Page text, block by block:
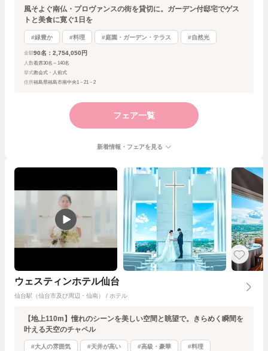
風そよぐ南仏・プロヴァンスの街を貸切に。ガーデン付邸宅でゲス
トと美食に寛ぐ1日を
#緑豊か #料理 #庭園・ガーデン・テラス #自然光
金額 90名：2,754,050円
人数着席30名～140名
挙式教会式・人前式
住所福島県福島市南中央1－21－2
フェア一覧
新着情報・フェアを見る
ウェスティンホテル仙台
仙台駅（仙台市及び周辺・仙南） / ホテル
【地上110m】憧れのシーンを美しい空間と眺望で。きらめく瞬間を
叶える天空のチャペル
#大人の雰囲気 #天井が高い #高級・豪華 #料理